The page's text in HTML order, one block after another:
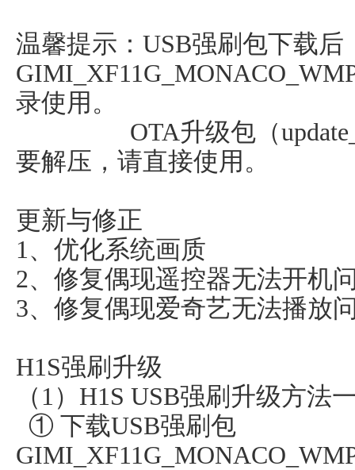
温馨提示：USB强刷包下载后
录使用。
OTA升级包（
要解压，请直接使用。
更新与修正
1、优化系统画质
2、修复偶现遥控器无法开机
3、修复偶现爱奇艺无法播放
H1S强刷升级
（1）H1S USB强刷升级方法
① 下载USB强刷包